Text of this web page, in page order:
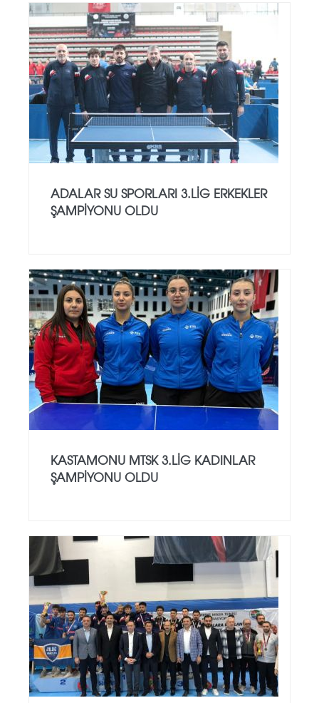
ADALAR SU SPORLARI 3.LİG ERKEKLER
ŞAMPİYONU OLDU
KASTAMONU MTSK 3.LİG KADINLAR
ŞAMPİYONU OLDU